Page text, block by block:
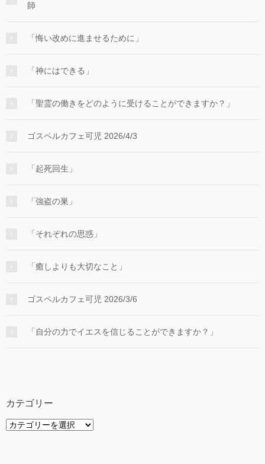
師
「悔い改めに進ませるために」
「神にはできる」
「聖霊の働きをどのように受けることができますか？」
ゴスペルカフェ可児 2026/4/3
「起死回生」
「強盗の巣」
「それぞれの思惑」
「癒しよりも大切なこと」
ゴスペルカフェ可児 2026/3/6
「自分の力でイエスを信じることができますか？」
カテゴリー
カ